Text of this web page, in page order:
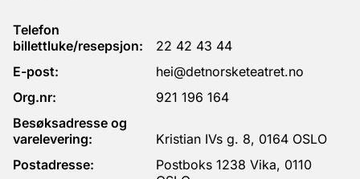
Telefon
billettluke/resepsjon:
22 42 43 44
E-post:
hei@detnorsketeatret.no
Org.nr:
921 196 164
Besøksadresse og
varelevering:
Kristian IVs g. 8, 0164 OSLO
Postadresse:
Postboks 1238 Vika, 0110